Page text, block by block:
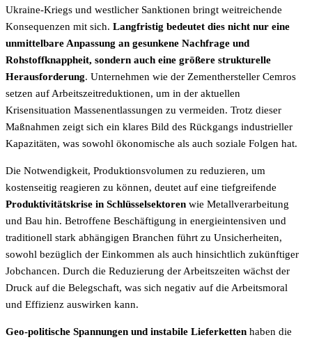
Ukraine-Kriegs und westlicher Sanktionen bringt weitreichende
Konsequenzen mit sich. Langfristig bedeutet dies nicht nur eine
unmittelbare Anpassung an gesunkene Nachfrage und
Rohstoffknappheit, sondern auch eine größere strukturelle
Herausforderung. Unternehmen wie der Zementhersteller Cemros
setzen auf Arbeitszeitreduktionen, um in der aktuellen
Krisensituation Massenentlassungen zu vermeiden. Trotz dieser
Maßnahmen zeigt sich ein klares Bild des Rückgangs industrieller
Kapazitäten, was sowohl ökonomische als auch soziale Folgen hat.
Die Notwendigkeit, Produktionsvolumen zu reduzieren, um
kostenseitig reagieren zu können, deutet auf eine tiefgreifende
Produktivitätskrise in Schlüsselsektoren wie Metallverarbeitung
und Bau hin. Betroffene Beschäftigung in energieintensiven und
traditionell stark abhängigen Branchen führt zu Unsicherheiten,
sowohl bezüglich der Einkommen als auch hinsichtlich zukünftiger
Jobchancen. Durch die Reduzierung der Arbeitszeiten wächst der
Druck auf die Belegschaft, was sich negativ auf die Arbeitsmoral
und Effizienz auswirken kann.
Geo-politische Spannungen und instabile Lieferketten haben die